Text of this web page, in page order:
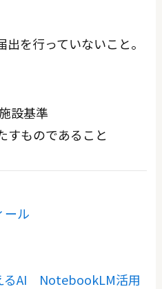
を行っていないこと。
設基準
すものであること
ル
るAI NotebookLM活用